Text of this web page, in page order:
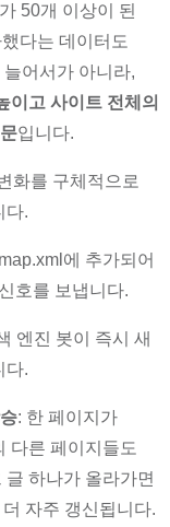
50개 이상이 된
다는 데이터도
어서가 아니라,
이고 사이트 전체의
입니다.
화를 구체적으로
다.
에 추가되어
호를 보냅니다.
엔진 봇이 즉시 새
다.
: 한 페이지가
다른 페이지들도
하나가 올라가면
자주 갱신됩니다.